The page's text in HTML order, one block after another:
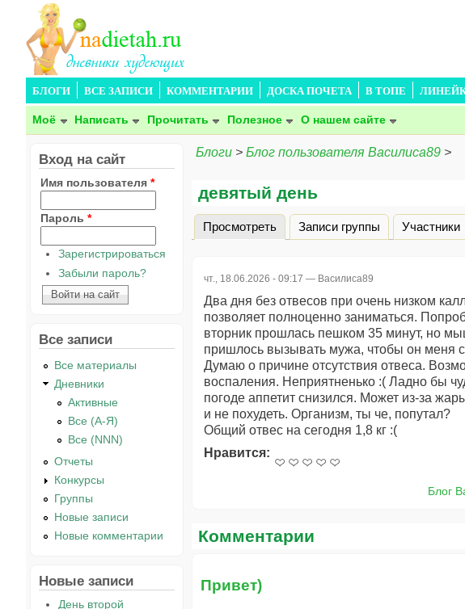
БЛОГИ ВСЕ ЗАПИСИ КОММЕНТАРИИ ДОСКА ПОЧЕТА В ТОПЕ
Моё Написать Прочитать Полезное О нашем сайте
Блоги > Блог пользователя Василиса89 >
девятый день
Главные вкладки
Просмотреть (активная вкладка)
Записи группы Участники
чт., 18.06.2026 - 09:17 — Василиса89
Два дня без отвесов при очень низком
позволяет полноценно заниматься.
вторник прошлась пешком 35 минут, но
пришлось вызывать мужа, чтобы он меня с
Думаю о причине отсутствия отвеса.
воспаления. Неприятненько :( Ладно бы
погоде аппетит снизился. Может из-за
и не похудеть. Организм, ты че, попутал?
Общий отвес на сегодня 1,8 кг :(
Нравится:
Блог
Комментарии
Привет)
Вход на сайт
Имя пользователя *
Пароль *
Зарегистрироваться
Забыли пароль?
Все записи
Все материалы
Дневники
Активные
Все (А-Я)
Все (NNN)
Отчеты
Конкурсы
Группы
Новые записи
Новые комментарии
Новые записи
День второй